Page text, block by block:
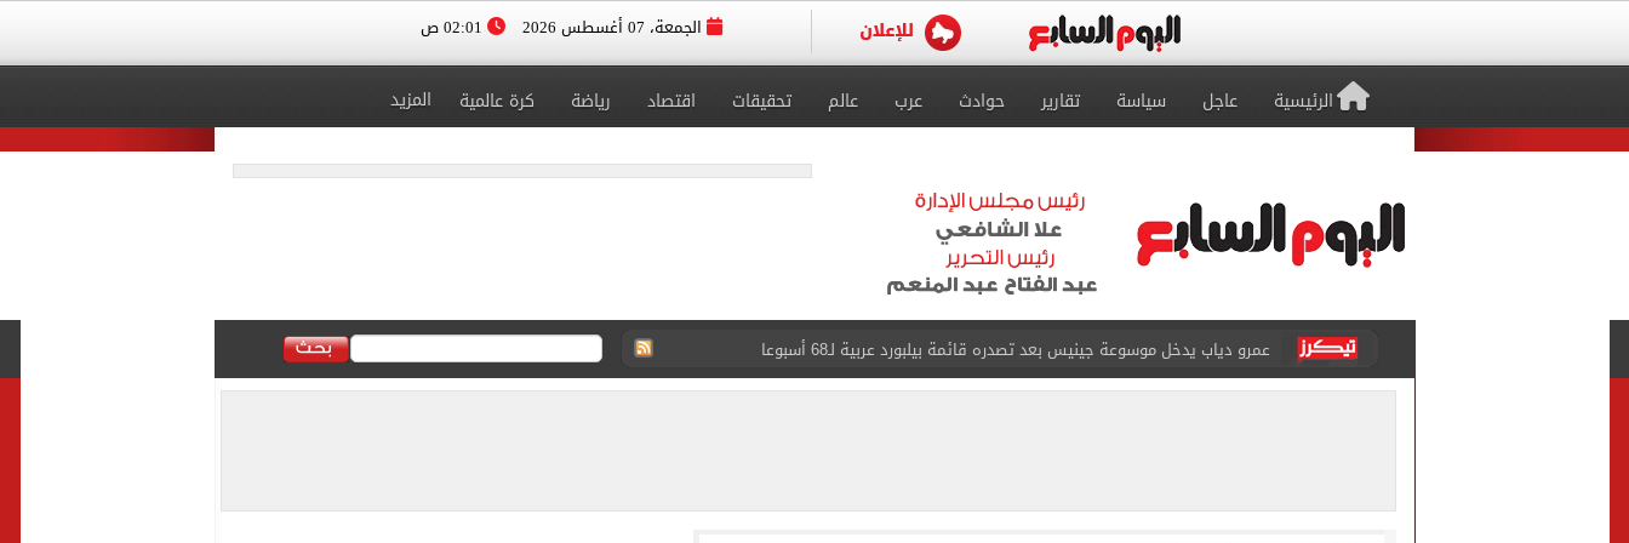
الجمعة، 07 أغسطس 2026
الرئيسية عاجل سياسة تقارير حوادث عرب عالم تحقيقات اقتصاد رياضة كرة عالمية المزيد
عمرو دياب يدخل موسوعة جينيس بعد تصدره قائمة بيلبورد عربية لـ68 أسبوعا
إغلاق طريق مصر أسوان الزراعى الغربى كليا من المنيب للعياط.. اعرف التحويلات